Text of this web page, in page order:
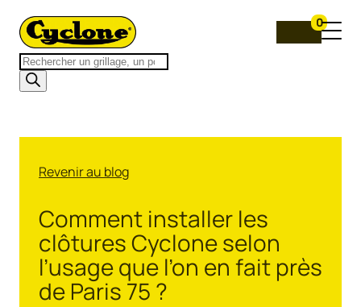
Recherche
de
produits
0
Revenir au blog
Comment installer les
clôtures Cyclone selon
l’usage que l’on en fait près
de Paris 75 ?